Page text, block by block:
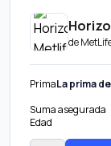
de
PrimaLa prima
Suma asegurada
Edad